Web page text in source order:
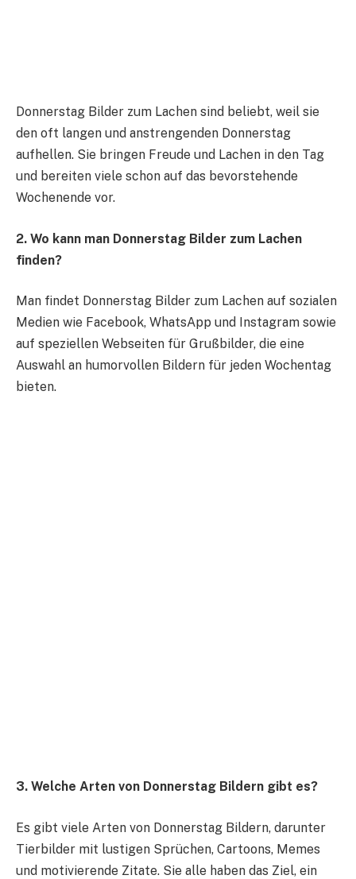
Donnerstag Bilder zum Lachen sind beliebt, weil sie
den oft langen und anstrengenden Donnerstag
aufhellen. Sie bringen Freude und Lachen in den Tag
und bereiten viele schon auf das bevorstehende
Wochenende vor.
2. Wo kann man Donnerstag Bilder zum Lachen
finden?
Man findet Donnerstag Bilder zum Lachen auf sozialen
Medien wie Facebook, WhatsApp und Instagram sowie
auf speziellen Webseiten für Grußbilder, die eine
Auswahl an humorvollen Bildern für jeden Wochentag
bieten.
3. Welche Arten von Donnerstag Bildern gibt es?
Es gibt viele Arten von Donnerstag Bildern, darunter
Tierbilder mit lustigen Sprüchen, Cartoons, Memes
und motivierende Zitate. Sie alle haben das Ziel, ein